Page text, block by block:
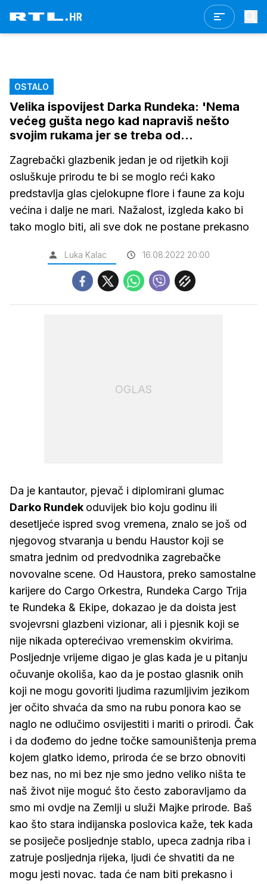
OSTALO
Velika ispovijest Darka Rundeka: 'Nema
većeg gušta nego kad napraviš nešto
svojim rukama jer se treba od...
Zagrebački glazbenik jedan je od rijetkih koji
osluškuje prirodu te bi se moglo reći kako
predstavlja glas cjelokupne flore i faune za koju
većina i dalje ne mari. Nažalost, izgleda kako bi
tako moglo biti, ali sve dok ne postane prekasno
Luka Kalac 16.08.2022 20:00
OGLAS
Da je kantautor, pjevač i diplomirani glumac
Darko Rundek oduvijek bio koju godinu ili
desetljeće ispred svog vremena, znalo se još od
njegovog stvaranja u bendu Haustor koji se
smatra jednim od predvodnika zagrebačke
novovalne scene. Od Haustora, preko samostalne
karijere do Cargo Orkestra, Rundeka Cargo Trija
te Rundeka & Ekipe, dokazao je da doista jest
svojevrsni glazbeni vizionar, ali i pjesnik koji se
nije nikada opterećivao vremenskim okvirima.
Posljednje vrijeme digao je glas kada je u pitanju
očuvanje okoliša, kao da je postao glasnik onih
koji ne mogu govoriti ljudima razumljivim jezikom
jer očito shvaća da smo na rubu ponora kao se
naglo ne odlučimo osvijestiti i mariti o prirodi. Čak
i da dođemo do jedne točke samouništenja prema
kojem glatko idemo, priroda će se brzo obnoviti
bez nas, no mi bez nje smo jedno veliko ništa te
naš život nije moguć što često zaboravljamo da
smo mi ovdje na Zemlji u služi Majke prirode. Baš
kao što stara indijanska poslovica kaže, tek kada
se posiječe posljednje stablo, upeca zadnja riba i
zatruje posljednja rijeka, ljudi će shvatiti da ne
mogu jesti novac. tada će nam biti prekasno i